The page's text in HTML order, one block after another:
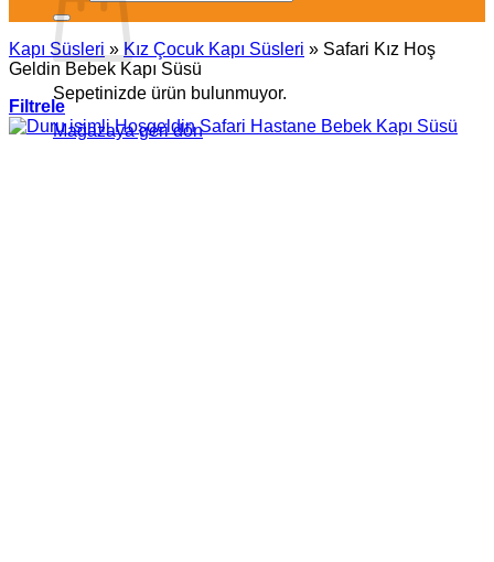
Sepetinizde ürün bulunmuyor.
Mağazaya geri dön
Kapı Süsleri » Kız Çocuk Kapı Süsleri » Safari Kız Hoş
Geldin Bebek Kapı Süsü
Filtrele